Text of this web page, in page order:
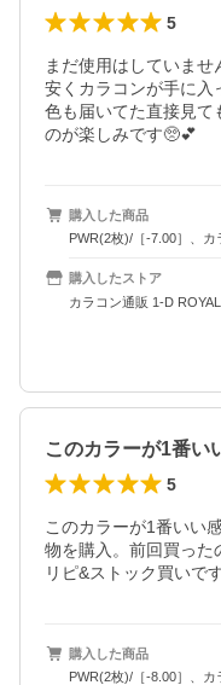
5
まだ使用はしていませ
安くカラコンが手に入
色も届いてた直接見て
のが楽しみです🥺💕
購入した商品
PWR(2枚)/［-7.00］、
購入したストア
カラコン通販 1-D ROYAL
5
このカラーが1番いい
物を購入。前回買った
リピ&ストック買いです
購入した商品
PWR(2枚)/［-8.00］、